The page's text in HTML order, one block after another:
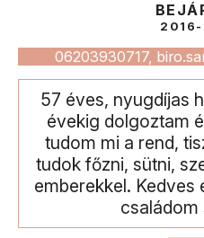
2016-
06203930717,
57 éves, nyugdíjas
évekig dolgoztam
tudom mi a rend,
tudok főzni, sütni,
emberekkel. Kedves
családom